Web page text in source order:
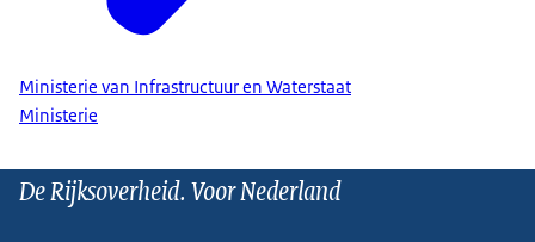
Ministerie van Infrastructuur en Waterstaat
Ministerie
De Rijksoverheid. Voor Nederland